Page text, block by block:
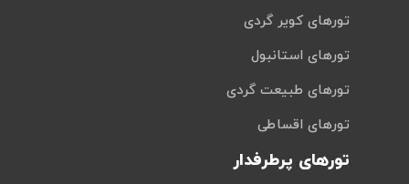
تورهای کویر گردی
تورهای استانبول
تورهای طبیعت گردی
تورهای اقساطی
تورهای پرطرفدار